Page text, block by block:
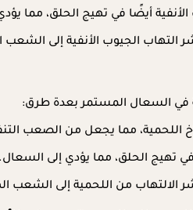
أيضًا في تهيج الحلق، مما
التهاب الجيوب الأنفية إلى
السعال المستمر بعدة طرق:
اللحمية، مما يجعل من الصعب
تهيج الحلق، مما يؤدي إلى السعال.
الالتهاب من اللحمية إلى الشعب